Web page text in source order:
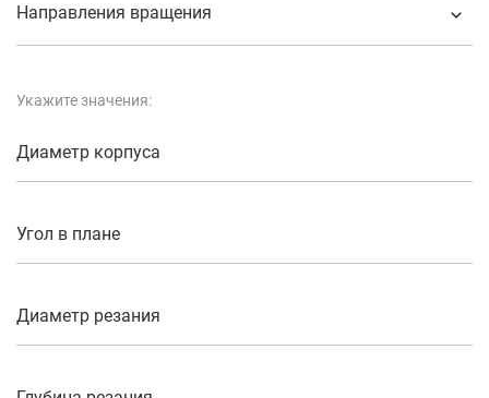
Направления вращения
Укажите значения:
Диаметр корпуса
Угол в плане
Диаметр резания